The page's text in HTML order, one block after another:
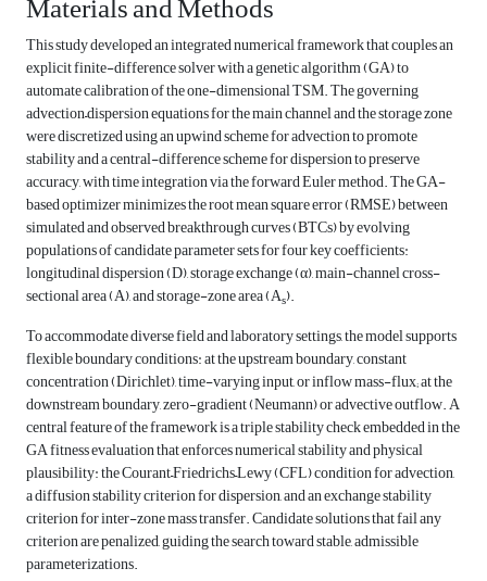
This study developed an integrated numerical framework that couples an
explicit finite-difference solver with a genetic algorithm (GA) to
automate calibration of the one-dimensional TSM. The governing
advection–dispersion equations for the main channel and the storage zone
were discretized using an upwind scheme for advection to promote
stability and a central-difference scheme for dispersion to preserve
accuracy, with time integration via the forward Euler method. The GA-
based optimizer minimizes the root mean square error (RMSE) between
simulated and observed breakthrough curves (BTCs) by evolving
populations of candidate parameter sets for four key coefficients:
longitudinal dispersion (D), storage exchange (α), main-channel cross-
sectional area (A), and storage-zone area (As).
To accommodate diverse field and laboratory settings, the model supports
flexible boundary conditions: at the upstream boundary, constant
concentration (Dirichlet), time-varying input, or inflow mass-flux; at the
downstream boundary, zero-gradient (Neumann) or advective outflow. A
central feature of the framework is a triple stability check embedded in the
GA fitness evaluation that enforces numerical stability and physical
plausibility: the Courant–Friedrichs–Lewy (CFL) condition for advection,
a diffusion stability criterion for dispersion, and an exchange stability
criterion for inter-zone mass transfer. Candidate solutions that fail any
criterion are penalized, guiding the search toward stable, admissible
parameterizations.